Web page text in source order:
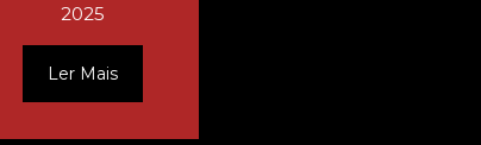
2025
Ler Mais